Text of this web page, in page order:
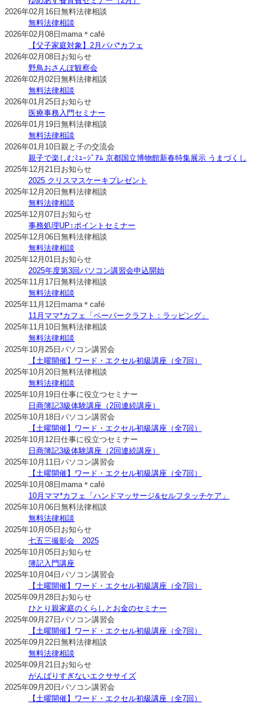
2026年02月16日無料法律相談
無料法律相談
2026年02月08日mama＊café
【父子家庭対象】2月パパ*カフェ
2026年02月08日 お知らせ
野鳥おさんぽ観察会
2026年02月02日無料法律相談
無料法律相談
2026年01月25日 お知らせ
医療事務入門セミナー
2026年01月19日無料法律相談
無料法律相談
2026年01月10日親と子の交流会
親子で楽しむﾐｭｰｼﾞｱﾑ 京都国立博物館新春特集展示 うまづくし
2025年12月21日 お知らせ
2025 クリスマスケーキプレゼント
2025年12月20日無料法律相談
無料法律相談
2025年12月07日 お知らせ
事務処理UP↑ポイントセミナー
2025年12月06日無料法律相談
無料法律相談
2025年12月01日 お知らせ
2025年度第3回パソコン講習会申込開始
2025年11月17日無料法律相談
無料法律相談
2025年11月12日mama＊café
11月ママ*カフェ「ペーパークラフト：ラッピング」
2025年11月10日無料法律相談
無料法律相談
2025年10月25日パソコン講習会
【土曜開催】ワード・エクセル初級講座（全7回）
2025年10月20日無料法律相談
無料法律相談
2025年10月19日仕事に役立つセミナー
日商簿記3級体験講座（2回連続講座）
2025年10月18日パソコン講習会
【土曜開催】ワード・エクセル初級講座（全7回）
2025年10月12日仕事に役立つセミナー
日商簿記3級体験講座（2回連続講座）
2025年10月11日パソコン講習会
【土曜開催】ワード・エクセル初級講座（全7回）
2025年10月08日mama＊café
10月ママ*カフェ「ハンドマッサージ&セルフタッチケア」
2025年10月06日無料法律相談
無料法律相談
2025年10月05日 お知らせ
七五三撮影会 2025
2025年10月05日 お知らせ
簿記入門講座
2025年10月04日パソコン講習会
【土曜開催】ワード・エクセル初級講座（全7回）
2025年09月28日 お知らせ
ひとり親家庭のくらしとお金のセミナー
2025年09月27日パソコン講習会
【土曜開催】ワード・エクセル初級講座（全7回）
2025年09月22日無料法律相談
無料法律相談
2025年09月21日 お知らせ
がんばりすぎないエクササイズ
2025年09月20日パソコン講習会
【土曜開催】ワード・エクセル初級講座（全7回）